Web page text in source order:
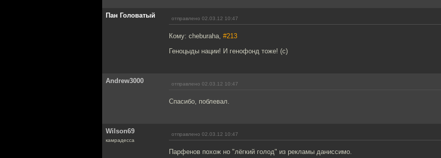
Пан Головатый отправлено 02.03.12 10:47
Кому: cheburaha, #213
Геноцыды нации! И генофонд тоже! (с)
Andrew3000 отправлено 02.03.12 10:47
Спасибо, поблевал.
Wilson69
камрадесса
отправлено 02.03.12 10:47
Парфенов похож но "лёгкий голод" из рекламы даниссимо.